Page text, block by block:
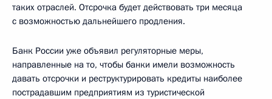
таких отраслей. Отсрочка будет действовать три месяца
с возможностью дальнейшего продления.
Банк России уже объявил регуляторные меры,
направленные на то, чтобы банки имели возможность
давать отсрочки и реструктурировать кредиты наиболее
пострадавшим предприятиям из туристической